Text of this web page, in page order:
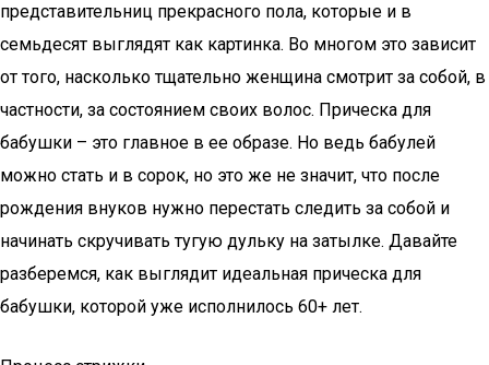
представительниц прекрасного пола, которые и в
семьдесят выглядят как картинка. Во многом это зависит
от того, насколько тщательно женщина смотрит за собой, в
частности, за состоянием своих волос. Прическа для
бабушки – это главное в ее образе. Но ведь бабулей
можно стать и в сорок, но это же не значит, что после
рождения внуков нужно перестать следить за собой и
начинать скручивать тугую дульку на затылке. Давайте
разберемся, как выглядит идеальная прическа для
бабушки, которой уже исполнилось 60+ лет.